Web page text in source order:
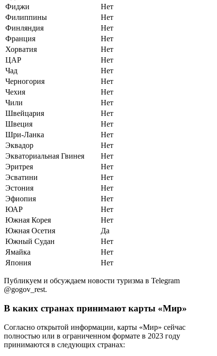
Фиджи
Нет
Филиппины
Нет
Финляндия
Нет
Франция
Нет
Хорватия
Нет
ЦАР
Нет
Чад
Нет
Черногория
Нет
Чехия
Нет
Чили
Нет
Швейцария
Нет
Швеция
Нет
Шри-Ланка
Нет
Эквадор
Нет
Экваториальная Гвинея
Нет
Эритрея
Нет
Эсватини
Нет
Эстония
Нет
Эфиопия
Нет
ЮАР
Нет
Южная Корея
Нет
Южная Осетия
Да
Южный Судан
Нет
Ямайка
Нет
Япония
Нет
Публикуем и обсуждаем новости туризма в Telegram
@gogov_rest.
В каких странах принимают карты «Мир»
Согласно открытой информации, карты «Мир» сейчас
полностью или в ограниченном формате в 2023 году
принимаются в следующих странах: